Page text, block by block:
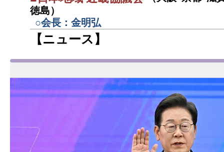
徳島）
○会長：金明弘
【ニュース】